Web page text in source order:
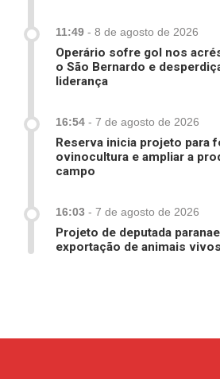
11:49 - 8 de agosto de 2026
Operário sofre gol nos
o São Bernardo e
liderança
16:54 - 7 de agosto de 2026
Reserva inicia projeto para
ovinocultura e ampliar a
campo
16:03 - 7 de agosto de 2026
Projeto de deputada
exportação de animais